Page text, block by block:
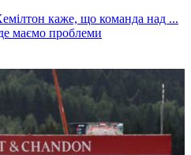
маємо проблеми